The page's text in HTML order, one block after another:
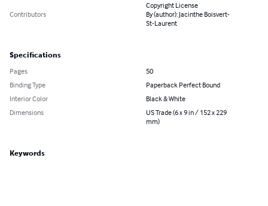
Copyright License
Contributors
By (author): Jacinthe Boisvert-
St-Laurent
Specifications
Pages
50
Binding Type
Paperback Perfect Bound
Interior Color
Black & White
Dimensions
US Trade (6 x 9 in / 152 x 229
mm)
Keywords